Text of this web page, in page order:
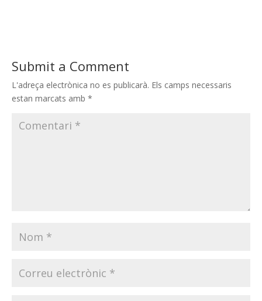
Submit a Comment
L'adreça electrònica no es publicarà. Els camps necessaris
estan marcats amb *